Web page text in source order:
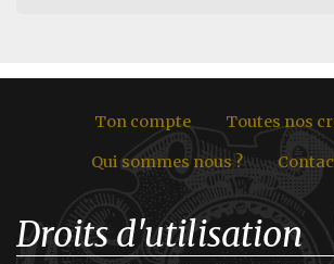
Ton compte Toutes nos
Qui sommes nous ?
Droits d'utilisation